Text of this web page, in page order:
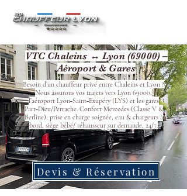
VTC Chaleins ↔ Lyon (69000) –
Aéroport & Gares
Besoin d’un chauffeur privé entre Chaleins et Lyon ?
Nous assurons vos trajets vers Lyon 69000,
l’aéroport Lyon‑Saint‑Exupéry (LYS) et les gares
Part‑Dieu/Perrache. Confort Mercedes (Classe V &
Berline), prise en charge soignée, eau & chargeurs à
bord, siège bébé/ réhausseur sur demande, 24/7.
Devis & Réservation